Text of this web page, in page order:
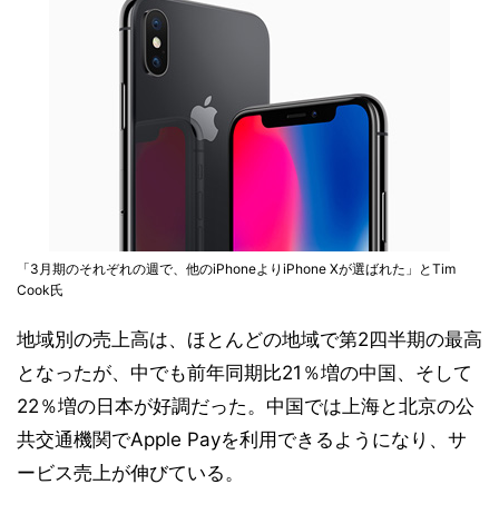
「3月期のそれぞれの週で、他のiPhoneよりiPhone Xが選ばれた」とTim
Cook氏
地域別の売上高は、ほとんどの地域で第2四半期の最高
となったが、中でも前年同期比21％増の中国、そして
22％増の日本が好調だった。中国では上海と北京の公
共交通機関でApple Payを利用できるようになり、サ
ービス売上が伸びている。